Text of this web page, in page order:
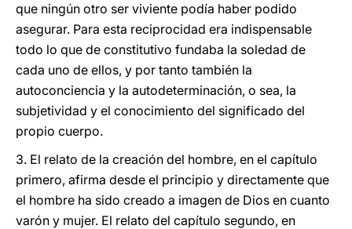
que ningún otro ser viviente podía haber podido
asegurar. Para esta reciprocidad era indispensable
todo lo que de constitutivo fundaba la soledad de
cada uno de ellos, y por tanto también la
autoconciencia y la autodeterminación, o sea, la
subjetividad y el conocimiento del significado del
propio cuerpo.
3. El relato de la creación del hombre, en el capítulo
primero, afirma desde el principio y directamente que
el hombre ha sido creado a imagen de Dios en cuanto
varón y mujer. El relato del capítulo segundo, en